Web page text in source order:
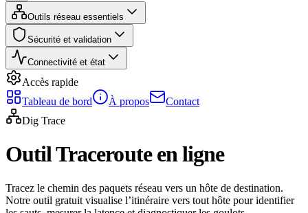
Outils réseau essentiels
Sécurité et validation
Connectivité et état
Accès rapide
Tableau de bord
À propos
Contact
Dig Trace
Outil Traceroute en ligne
Tracez le chemin des paquets réseau vers un hôte de destination.
Notre outil gratuit visualise l’itinéraire vers tout hôte pour identifier